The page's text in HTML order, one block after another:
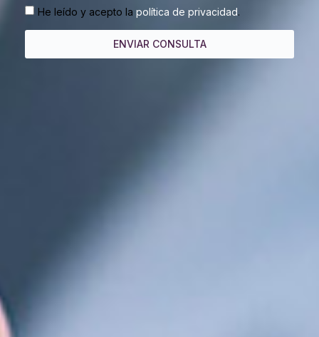
He leído y acepto la política de privacidad.
ENVIAR CONSULTA